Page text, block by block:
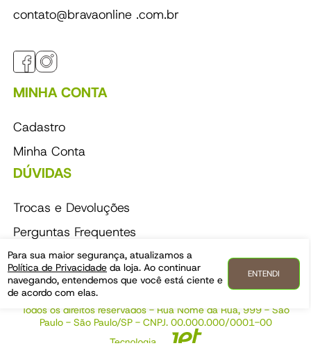
Para sua maior segurança, atualizamos a
Política de Privacidade da loja. Ao continuar
navegando, entendemos que você está ciente e
de acordo com elas.
ENTENDI
contato@bravaonline .com.br
MINHA CONTA
Cadastro
Minha Conta
DÚVIDAS
Trocas e Devoluções
Perguntas Frequentes
Política de Entrega
Perguntas Frequentes
Todos os direitos reservados - Rua Nome da Rua, 999 - São
Paulo - São Paulo/SP - CNPJ. 00.000.000/0001-00